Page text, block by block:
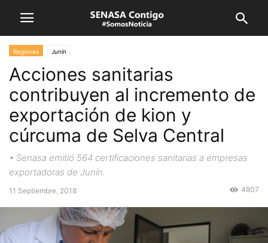
Regiones Junín
Acciones sanitarias
contribuyen al incremento de
exportación de kion y
cúrcuma de Selva Central
• Senasa emitió 564 certificaciones sanitarias a empresas
exportadoras de Junín.
11 Septiembre, 2018 4807